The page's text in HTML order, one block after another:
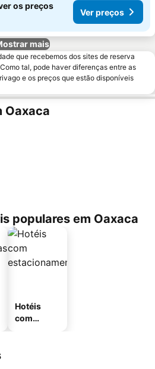
os preços
Ver preços
mais
que recebemos dos sites de reserva
tal, pode haver diferenças entre as
e os preços que estão disponíveis
Oaxaca
populares em Oaxaca
Hotéis
com